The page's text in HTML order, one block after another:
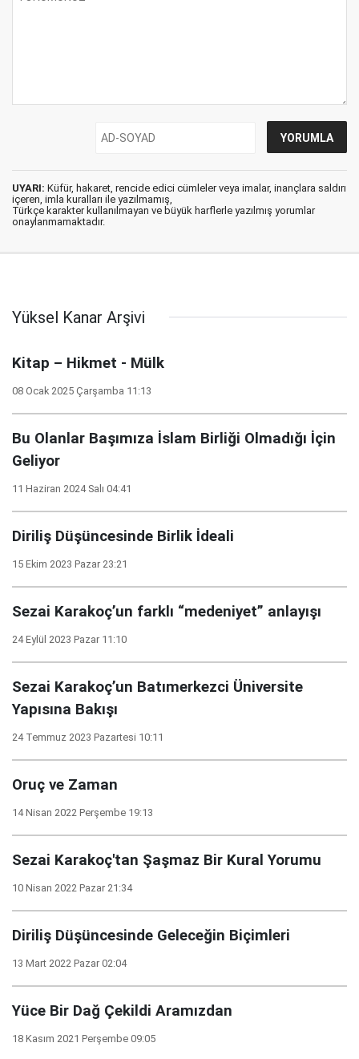
UYARI: Küfür, hakaret, rencide edici cümleler veya imalar, inançlara saldırı
içeren, imla kuralları ile yazılmamış,
Türkçe karakter kullanılmayan ve büyük harflerle yazılmış yorumlar
onaylanmamaktadır.
Yüksel Kanar Arşivi
Kitap – Hikmet - Mülk
08 Ocak 2025 Çarşamba 11:13
Bu Olanlar Başımıza İslam Birliği Olmadığı İçin
Geliyor
11 Haziran 2024 Salı 04:41
Diriliş Düşüncesinde Birlik İdeali
15 Ekim 2023 Pazar 23:21
Sezai Karakoç’un farklı “medeniyet” anlayışı
24 Eylül 2023 Pazar 11:10
Sezai Karakoç’un Batımerkezci Üniversite
Yapısına Bakışı
24 Temmuz 2023 Pazartesi 10:11
Oruç ve Zaman
14 Nisan 2022 Perşembe 19:13
Sezai Karakoç'tan Şaşmaz Bir Kural Yorumu
10 Nisan 2022 Pazar 21:34
Diriliş Düşüncesinde Geleceğin Biçimleri
13 Mart 2022 Pazar 02:04
Yüce Bir Dağ Çekildi Aramızdan
18 Kasım 2021 Perşembe 09:05